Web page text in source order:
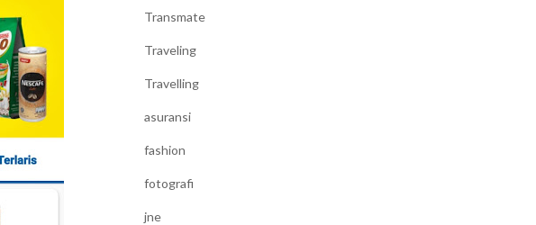
Transmate
Traveling
Travelling
asuransi
fashion
fotografi
jne